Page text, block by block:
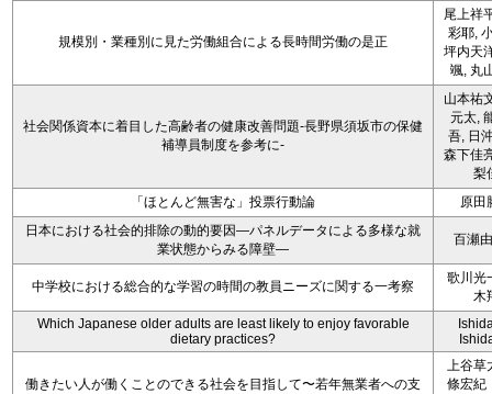
規模別・業種別に見た労働組合による長時間労働の是正
尾上祥
彩耶,
坪内天
颯, 丸
社会関係資本に着目した高齢者の健康改善問題-長野県須坂市の保健
補導員制度を参考に-
山本祐
元太,
吾, 日
森下佳
梨
「ほとんど無害な」投票行動論
原田
日本における社会的排除の動的要因―パネルデータによる多様な就
業状態からみる障壁―
百瀬
中学校における総合的な学習の時間の教員ニーズに関する一考察
歌川光
木
Which Japanese older adults are least likely to enjoy favorable
dietary practices?
働きたい人が働くことのできる社会を目指して〜若年無業者への支
上谷草
條宏紀